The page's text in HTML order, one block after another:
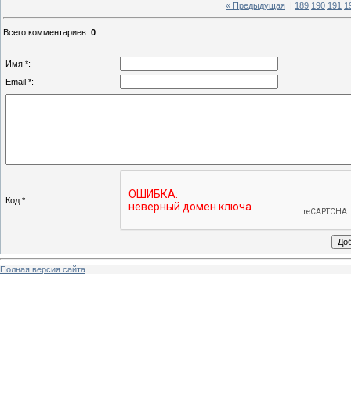
« Предыдущая 189 190 191
Всего комментариев: 0
Имя *:
Email *:
Код *:
Полная версия сайта